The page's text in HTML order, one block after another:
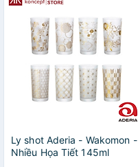
Ly shot Aderia - Wakomon -
Nhiều Họa Tiết 145ml